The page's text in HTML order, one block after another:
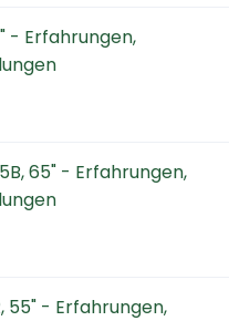
- Erfahrungen,
65" - Erfahrungen,
55" - Erfahrungen,